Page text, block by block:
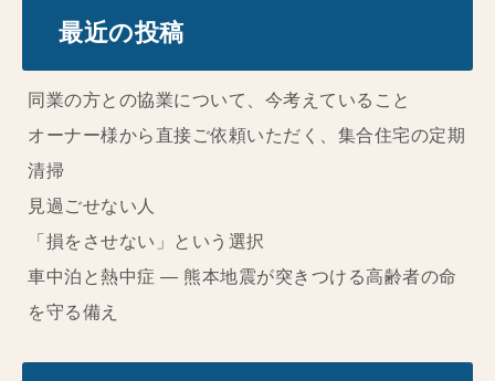
最近の投稿
同業の方との協業について、今考えていること
オーナー様から直接ご依頼いただく、集合住宅の定期
清掃
見過ごせない人
「損をさせない」という選択
車中泊と熱中症 ― 熊本地震が突きつける高齢者の命
を守る備え